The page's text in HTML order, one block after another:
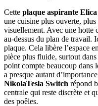
Cette plaque aspirante Elica
une cuisine plus ouverte,
visuellement. Avec une hotte
au-dessus du plan de travail.
plaque. Cela libère l’espace
pièce plus fluide, surtout
point compte beaucoup dans
a presque autant
NikolaTesla Switch répond
centrale qui reste discrète et
des poêles.